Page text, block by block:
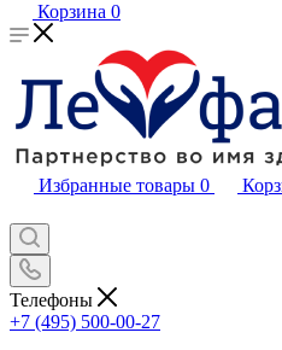
Корзина 0
Избранные товары 0
Телефоны
+7 (495) 500-00-27